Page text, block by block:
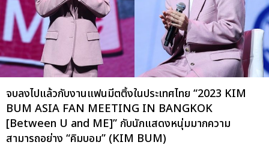
จบลงไปแล้วกับงานแฟนมีตติ้งในประเทศไทย “2023 KIM
BUM ASIA FAN MEETING IN BANGKOK
[Between U and ME]” กับนักแสดงหนุ่มมากความ
สามารถอย่าง “คิมบอม” (KIM BUM)